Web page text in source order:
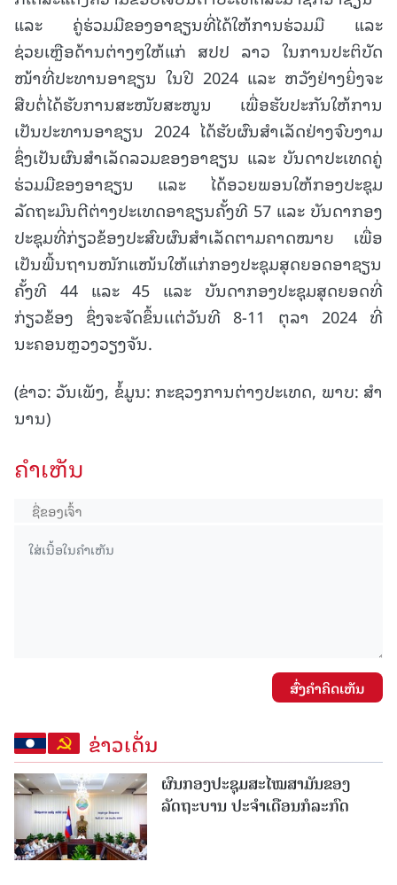
ແລະ ຄູ່ຮ່ວມມືຂອງອາຊຽນທີ່ໄດ້ໃຫ້ການຮ່ວມມື ແລະ
ຊ່ວຍເຫຼືອດ້ານຕ່າງໆໃຫ້ແກ່ ສປປ ລາວ ໃນການປະຕິບັດ
ໜ້າທີ່ປະທານອາຊຽນ ໃນປີ 2024 ແລະ ຫວັງຢ່າງຍິ່ງຈະ
ສືບຕໍ່ໄດ້ຮັບການສະໜັບສະໜູນ ເພື່ອຮັບປະກັນໃຫ້ການ
ເປັນປະທານອາຊຽນ 2024 ໄດ້ຮັບຜົນສໍາເລັດຢ່າງຈົບງາມ
ຊຶ່ງເປັນຜົນສຳເລັດລວມຂອງອາຊຽນ ແລະ ບັນດາປະເທດຄູ່
ຮ່ວມມືຂອງອາຊຽນ ແລະ ໄດ້ອວຍພອນໃຫ້ກອງປະຊຸມ
ລັດຖະມົນຕີຕ່າງປະເທດອາຊຽນຄັ້ງທີ 57 ແລະ ບັນດາກອງ
ປະຊຸມທີ່ກ່ຽວຂ້ອງປະສົບຜົນສໍາເລັດຕາມຄາດໝາຍ ເພື່ອ
ເປັນພື້ນຖານໜັກແໜ້ນໃຫ້ແກ່ກອງປະຊຸມສຸດຍອດອາຊຽນ
ຄັ້ງທີ 44 ແລະ 45 ແລະ ບັນດາກອງປະຊຸມສຸດຍອດທີ່
ກ່ຽວຂ້ອງ ຊຶ່ງຈະຈັດຂຶ້ນເເຕ່ວັນທີ 8-11 ຕຸລາ 2024 ທີ່
ນະຄອນຫຼວງວຽງຈັນ.
(ຂ່າວ: ວັນເພັງ, ຂໍ້ມູນ: ກະຊວງການຕ່າງປະເທດ, ພາບ: ສໍາ
ນານ)
ຄໍາເຫັນ
ສົ່ງຄໍາຄິດເຫັນ
ຂ່າວເດັ່ນ
ຜົນກອງປະຊຸມສະໄໝສາມັນຂອງ
ລັດຖະບານ ປະຈຳເດືອນກໍລະກົດ